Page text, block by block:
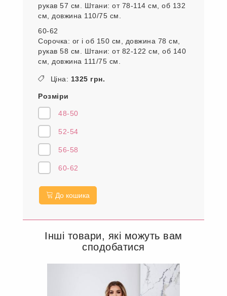
рукав 57 см. Штани: от 78-114 см, об 132
см, довжина 110/75 см.
60-62
Сорочка: ог і об 150 см, довжина 78 см,
рукав 58 см. Штани: от 82-122 см, об 140
см, довжина 111/75 см.
Ціна: 1325 грн.
Розміри
48-50
52-54
56-58
60-62
До кошика
Інші товари, які можуть вам
сподобатися